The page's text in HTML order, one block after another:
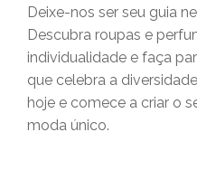
Deixe-nos ser seu guia
Descubra roupas e
individualidade e faça
que celebra a
hoje e comece a criar o
moda único.